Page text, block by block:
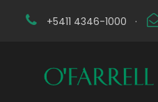
+5411 4346-1000 ·